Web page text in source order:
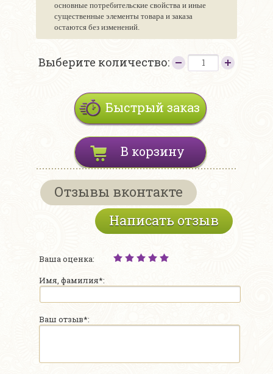
основные потребительские свойства и иные
существенные элементы товара и заказа
остаются без изменений.
Выберите количество:
Быстрый заказ
В корзину
Отзывы вконтакте
Написать отзыв
Ваша оценка:
Имя, фамилия*:
Ваш отзыв*: